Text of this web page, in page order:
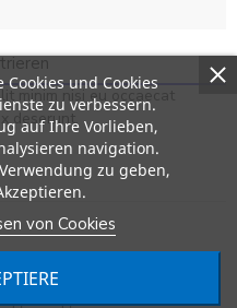
und Cookies
zu verbessern.
auf Ihre Vorlieben,
navigation.
zu geben,
von Cookies
minim nisi eu occaecat
deserunt.